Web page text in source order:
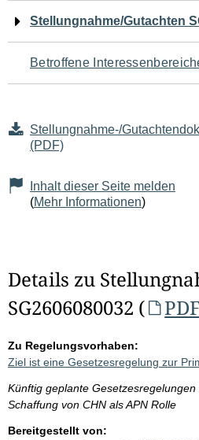
Navigation
für
den
Seiteninhalt
Stellungnahme/Gutachten
Betroffene
Stellungnahme-/
(PDF)
Inhalt dieser Seite melden
(Mehr Informationen)
Details zu
SG2606080032 (
Zu Regelungsvorhaben:
Ziel ist eine Gesetzesregelung zur
Künftig geplante
Schaffung von CHN als APN Rolle
Bereitgestellt von: